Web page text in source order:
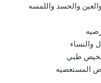
والحسد واللمسه
والنساء
طبي
المستعصيه